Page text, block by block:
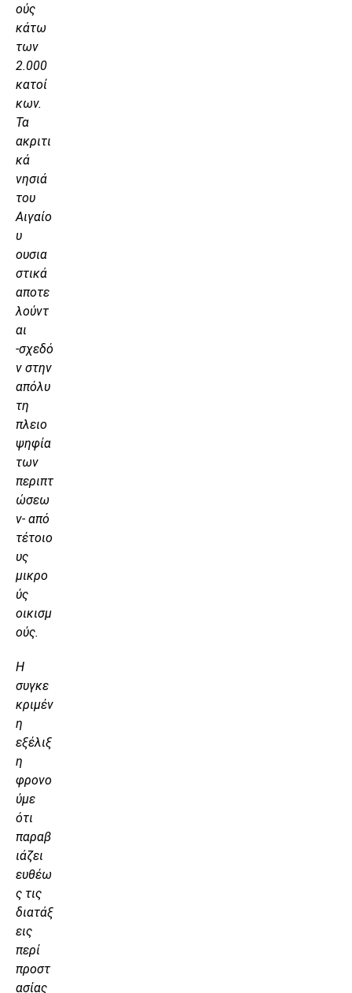
ούς
κάτω
των
2.000
κατοί
κων.
Τα
ακριτι
κά
νησιά
του
Αιγαίο
υ
ουσια
στικά
αποτε
λούντ
αι
-σχεδό
ν στην
απόλυ
τη
πλειο
ψηφία
των
περιπτ
ώσεω
ν- από
τέτοιο
υς
μικρο
ύς
οικισμ
ούς.
Η
συγκε
κριμέν
η
εξέλιξ
η
φρονο
ύμε
ότι
παραβ
ιάζει
ευθέω
ς τις
διατάξ
εις
περί
προστ
ασίας